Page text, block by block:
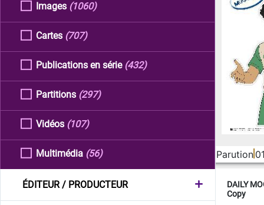
Images (1060)
Cartes (707)
Publications en série (432)
Partitions (297)
Vidéos (107)
Multimédia (56)
ÉDITEUR / PRODUCTEUR
Parution
DAILY
Copy